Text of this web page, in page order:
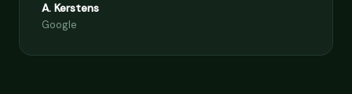
A. Kerstens
Google